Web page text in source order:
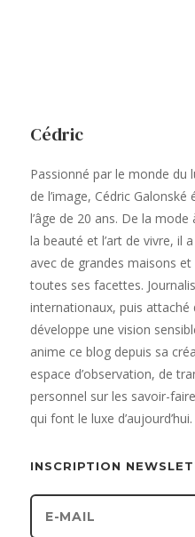
Cédric
Passionné par le monde du
de l’image, Cédric
l’âge de 20 ans. De la
la beauté et l’art de vivre, il
avec de grandes maisons
toutes ses facettes.
internationaux, puis attaché
développe une vision
anime ce blog depuis sa
espace d’observation, de
personnel sur les savoir-
qui font le luxe d’aujourd’hui.
INSCRIPTION